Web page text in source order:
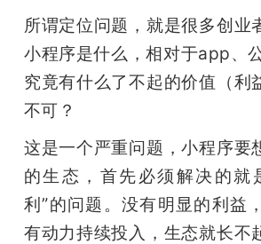
所谓定位问题，就是很多创业
小程序是什么，相对于app、
究竟有什么了不起的价值（利
不可？
这是一个严重问题，小程序要
的生态，首先必须解决的就
利”的问题。没有明显的利益
有动力持续投入，生态就长不